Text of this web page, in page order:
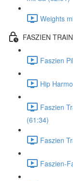
Weights
FASZIEN
Faszien
Hip
Faszien
(61:34)
Faszien
Faszien-